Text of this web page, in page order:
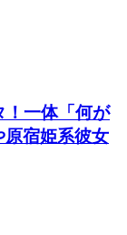
！一体「何が
原宿姫系彼女